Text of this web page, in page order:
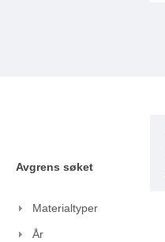
Avgrens søket
Materialtyper
År